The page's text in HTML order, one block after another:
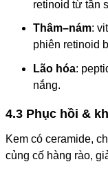
retinoid từ tần
Thâm–nám:
phiên retinoid
Lão hóa:
nắng.
4.3 Phục hồi &
Kem có ceramide,
củng cố hàng rào,